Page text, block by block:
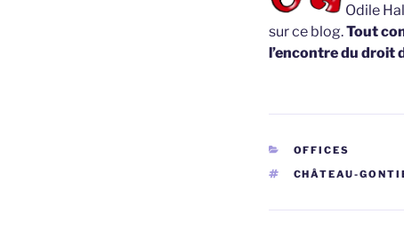
Odile
sur ce blog.Tout
l’encontre du droit
CATÉGORIES
OFFICES
ÉTIQUETTES
CHÂTEAU-